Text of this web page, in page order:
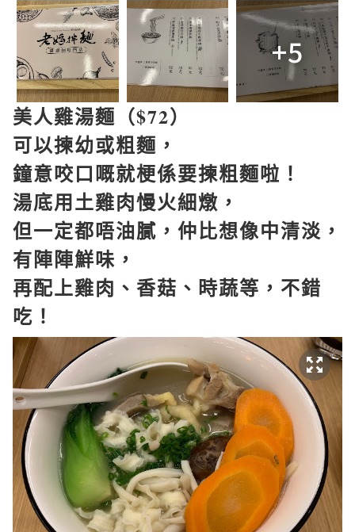
+5
美人雞湯麵（$72）
可以揀幼或粗麵，
鐘意咬口嘅就梗係要揀粗麵啦！
湯底用土雞肉慢火細燉，
但一定都唔油膩，仲比想像中清淡，
有陣陣鮮味，
再配上雞肉、香菇、時蔬等，不錯
吃！